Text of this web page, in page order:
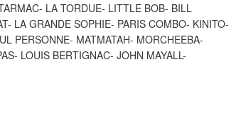
LA TORDUE- LITTLE BOB- BILL
LA GRANDE SOPHIE- PARIS COMBO- KINITO-
PERSONNE- MATMATAH- MORCHEEBA-
LOUIS BERTIGNAC- JOHN MAYALL-